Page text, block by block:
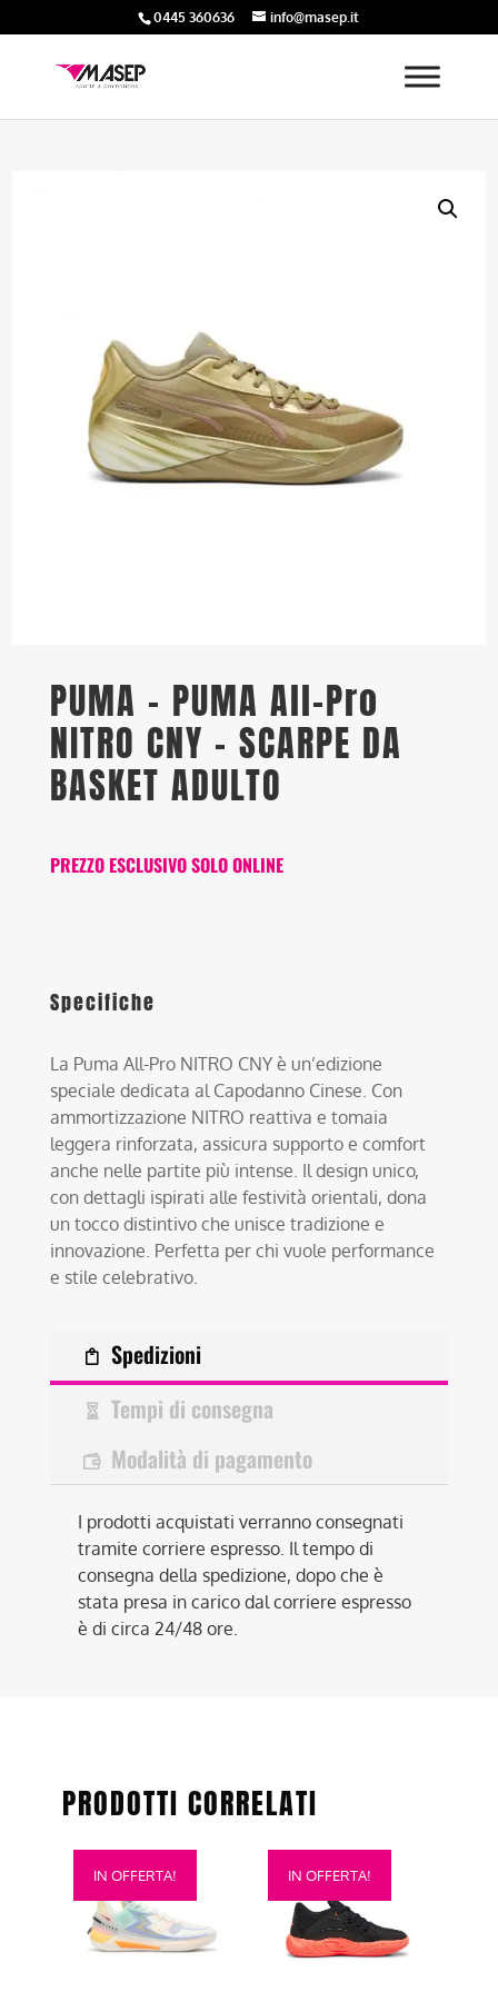
0445 360636 info@masep.it
PUMA – PUMA All-Pro
NITRO CNY – SCARPE DA
BASKET ADULTO
PREZZO ESCLUSIVO SOLO ONLINE
Specifiche
La Puma All-Pro NITRO CNY è un’edizione
speciale dedicata al Capodanno Cinese. Con
ammortizzazione NITRO reattiva e tomaia
leggera rinforzata, assicura supporto e comfort
anche nelle partite più intense. Il design unico,
con dettagli ispirati alle festività orientali, dona
un tocco distintivo che unisce tradizione e
innovazione. Perfetta per chi vuole performance
e stile celebrativo.
Spedizioni
Tempi di consegna
Modalità di pagamento
I prodotti acquistati verranno consegnati
tramite corriere espresso. Il tempo di
consegna della spedizione, dopo che è
stata presa in carico dal corriere espresso
è di circa 24/48 ore.
PRODOTTI CORRELATI
IN OFFERTA!
Questo
prodotto
IN OFFERTA!
Questo
prodotto